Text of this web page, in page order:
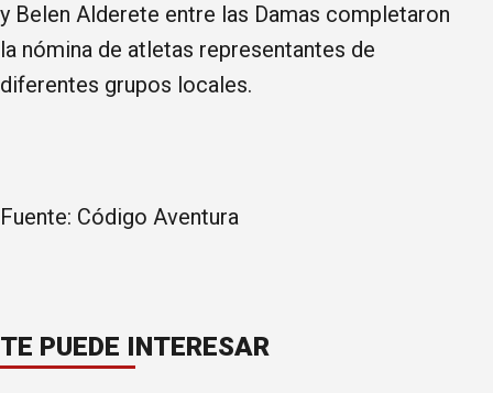
y Belen Alderete entre las Damas completaron
la nómina de atletas representantes de
diferentes grupos locales.
Fuente: Código Aventura
TE PUEDE INTERESAR